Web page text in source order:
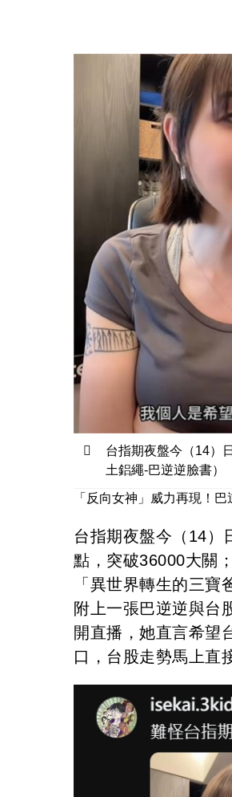
台指期夜盤今（14）
土鋁繩-巴逆逆臉書）
「反向女神」威力再現！
台指期夜盤今（14）
點，突破36000大關
「異世界轉生的三
附上一張巴逆逆與台
開直播，她直言希望
口，台股走勢馬上直